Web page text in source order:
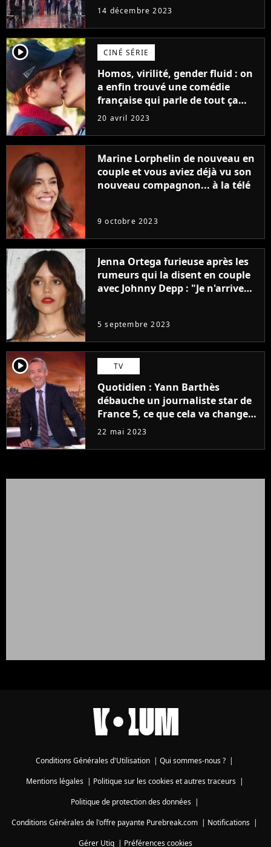
14 décembre 2023
player2 CINÉ SÉRIE
Homos, virilité, gender fluid : on
a enfin trouvé une comédie
française qui parle de tout ça
sans être super ringarde
20 avril 2023
Marine Lorphelin de nouveau en
couple et vous aviez déjà vu son
nouveau compagnon... à la télé
9 octobre 2023
Jenna Ortega furieuse après les
rumeurs qui la disent en couple
avec Johnny Depp : "Je n'arrive
5 septembre 2023
player2 TV
Quotidien : Yann Barthès
débauche un journaliste star de
France 5, ce que cela va changer
à la rentrée
22 mai 2023
Conditions Générales d'Utilisation | Qui sommes-nous ? |
Mentions légales| Politique sur les cookies et autres traceurs|
Politique de protection des données|
Conditions Générales de l'offre payante Purebreak.com | Notifications |
Gérer Utiq | Préférences cookies